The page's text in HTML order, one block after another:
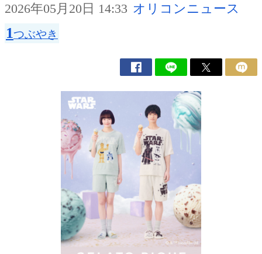
2026年05月20日 14:33 オリコンニュース
1つぶやき